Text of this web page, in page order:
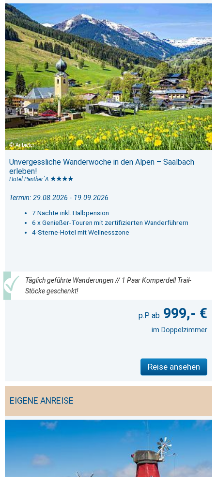
Anbieter
Unvergessliche Wanderwoche in den Alpen – Saalbach
erleben!
Hotel Panther´A
Termin: 29.08.2026 - 19.09.2026
7 Nächte inkl. Halbpension
6 x Genießer-Touren mit zertifizierten Wanderführern
4-Sterne-Hotel mit Wellnesszone
Täglich geführte Wanderungen // 1 Paar Komperdell Trail-
Stöcke geschenkt!
999,- €
im Doppelzimmer
Reise ansehen
EIGENE ANREISE